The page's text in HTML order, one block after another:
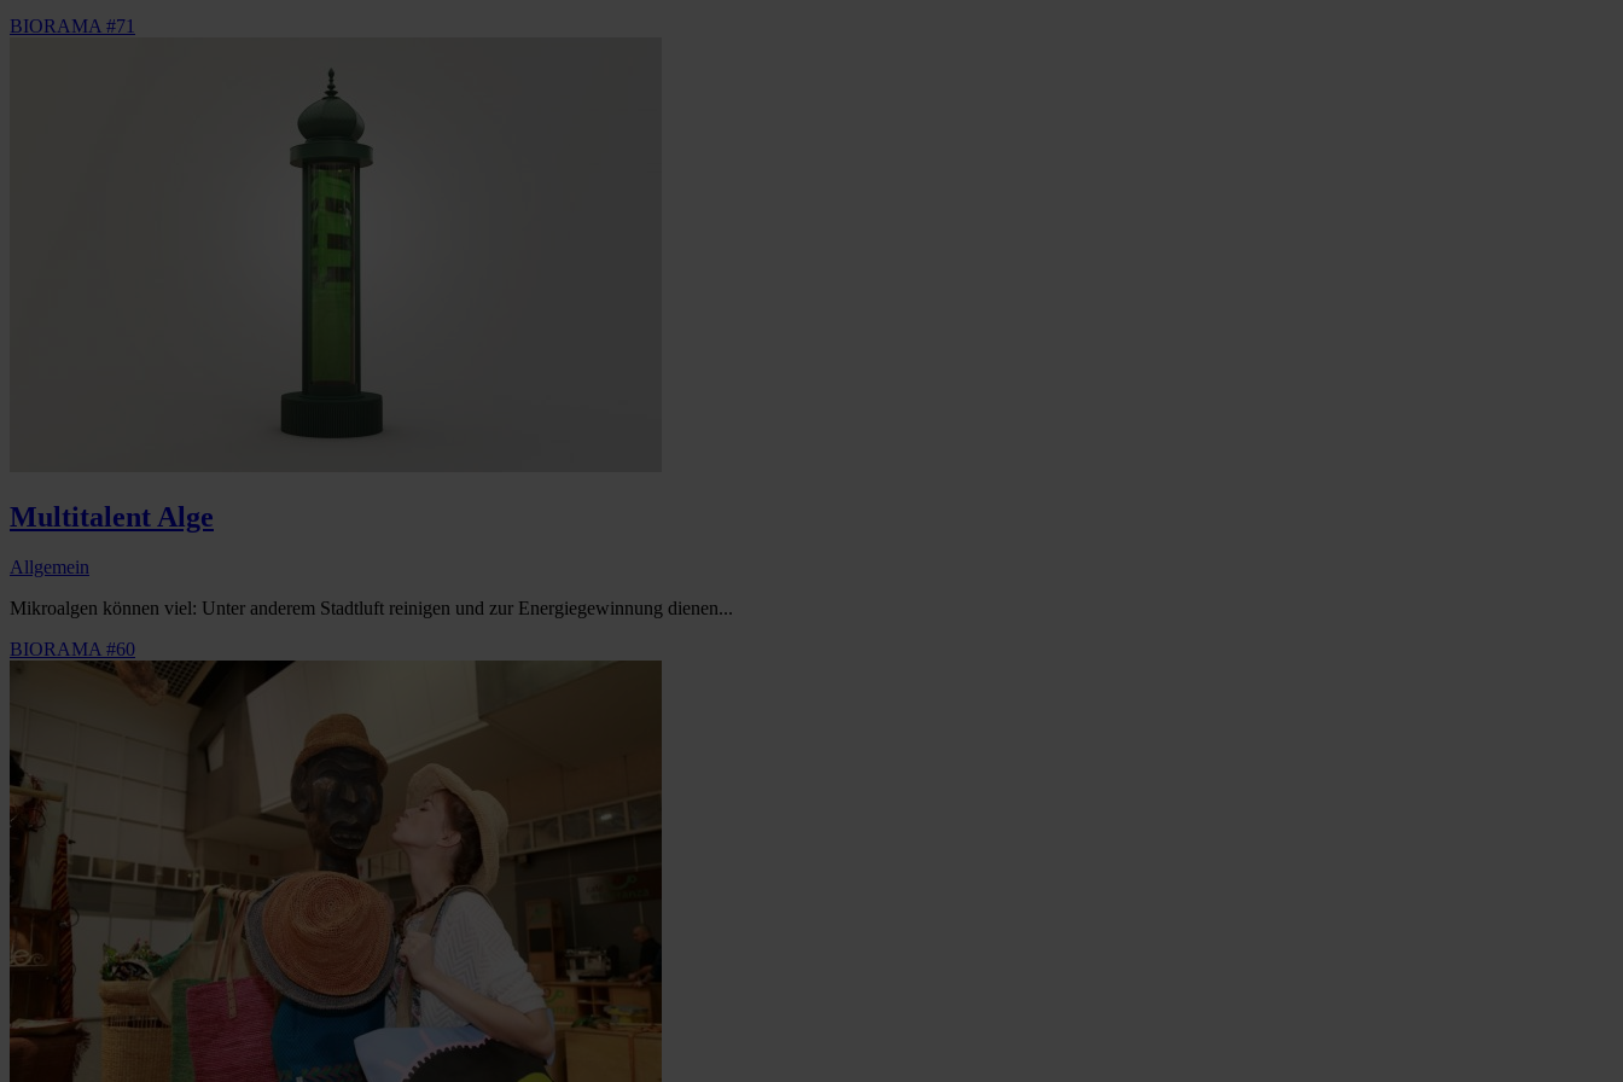
BIORAMA #71
Multitalent Alge
Allgemein
Mikroalgen können viel: Unter anderem Stadtluft reinigen und zur Energiegewinnung dienen...
BIORAMA #60